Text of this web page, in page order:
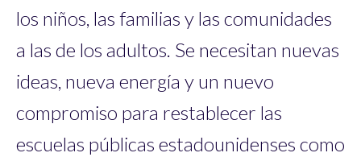
los niños, las familias y las comunidades
a las de los adultos. Se necesitan nuevas
ideas, nueva energía y un nuevo
compromiso para restablecer las
escuelas públicas estadounidenses como